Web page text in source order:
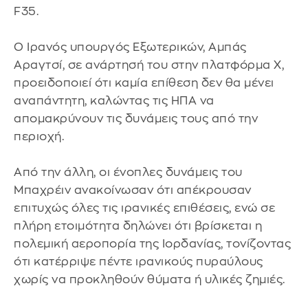
F35.
Ο Ιρανός υπουργός Εξωτερικών, Αμπάς
Αραγτσί, σε ανάρτησή του στην πλατφόρμα Χ,
προειδοποιεί ότι καμία επίθεση δεν θα μένει
αναπάντητη, καλώντας τις ΗΠΑ να
απομακρύνουν τις δυνάμεις τους από την
περιοχή.
Από την άλλη, οι ένοπλες δυνάμεις του
Μπαχρέιν ανακοίνωσαν ότι απέκρουσαν
επιτυχώς όλες τις ιρανικές επιθέσεις, ενώ σε
πλήρη ετοιμότητα δηλώνει ότι βρίσκεται η
πολεμική αεροπορία της Ιορδανίας, τονίζοντας
ότι κατέρριψε πέντε ιρανικούς πυραύλους
χωρίς να προκληθούν θύματα ή υλικές ζημιές.